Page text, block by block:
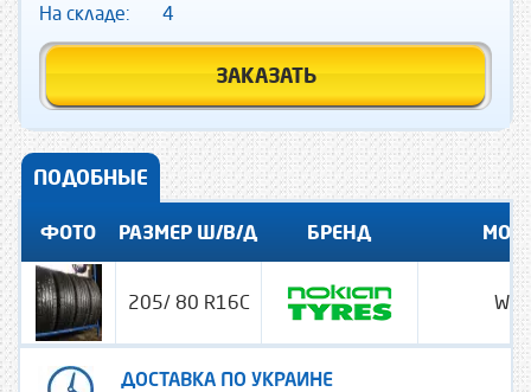
На складе: 4
ЗАКАЗАТЬ
ПОДОБНЫЕ
ФОТО РАЗМЕР Ш/В/Д БРЕНД
205/ 80 R16C
ДОСТАВКА ПО УКРАИНЕ